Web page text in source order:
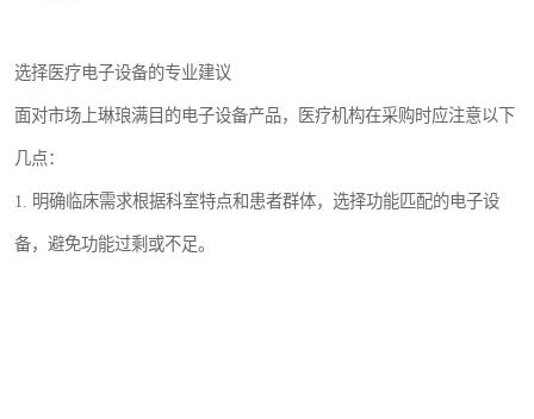
选择医疗电子设备的专业建议
面对市场上琳琅满目的电子设备产品，医疗机构在采购时应注意以下
几点：
1. 明确临床需求根据科室特点和患者群体，选择功能匹配的电子设
备，避免功能过剩或不足。